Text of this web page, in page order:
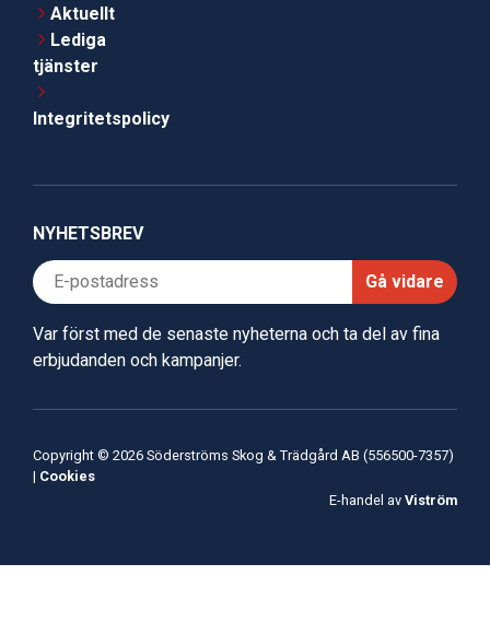
Aktuellt
Lediga
tjänster
Integritetspolicy
NYHETSBREV
Gå vidare
Var först med de senaste nyheterna och ta del av fina
erbjudanden och kampanjer.
Copyright © 2026 Söderströms Skog & Trädgård AB (556500-7357)
| Cookies
E-handel av Viström